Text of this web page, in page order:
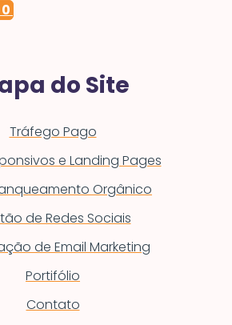
do Site
Tráfego Pago
e Landing Pages
Orgânico
de Redes Sociais
de Email Marketing
Portifólio
Contato